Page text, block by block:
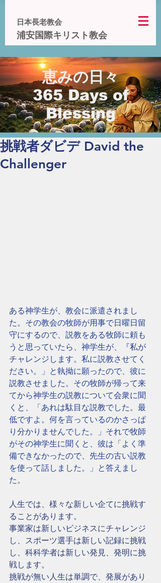
日本長老教会
浦安国際キリスト教会
恵みの日々
365 Days of
Blessing
挑戦者ダビデ David the
Challenger
ある神学生が、教会に派遣されまし
た。その教会の牧師が用事で日曜日留
守にするので、説教をある牧師に頼も
うと思っていたら、神学生が、『私が
チャレンジします。私に説教させてく
ださい。」と執拗に願ったので、彼に
説教させました。その牧師が帰って来
てから神学生の説教について会衆に聞
くと、「あれは駄目な説教でした。最
低ですよ。何を言っているのかさっぱ
り分かりませんでした。」それで牧師
がその神学生に聞くと、彼は「よく準
備できなかったので、先生の古い説教
を使って話しました。」と答えまし
た。
人生では、様々な新しい企てに挑戦す
ることがあります。
事業家は新しいビジネスにチャレンジ
し、スポーツ選手は新しい記録に挑戦
し、科科学者は新しい発見、発明に挑
戦します。
挑戦が無い人生は単調で、発展があり